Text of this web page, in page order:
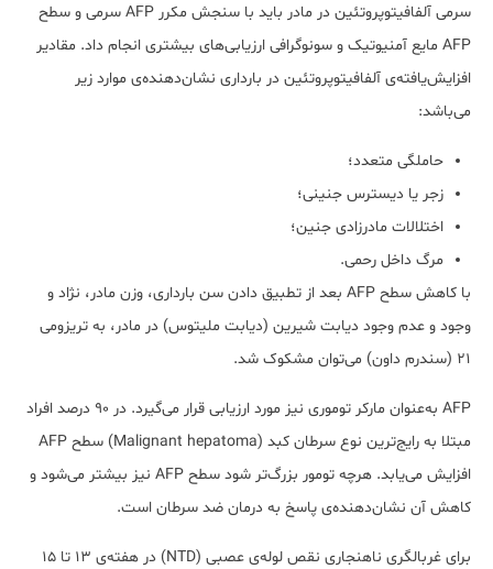
سرمی آلفافیتوپروتئین
در مادر باید با سنجش مکرر AFP سرمی و سطح
AFP مایع آمنیوتیک و سونوگرافی ارزیابی‌های بیشتری انجام داد.
مقادیر
افزایش‌یافته‌ی آلفافیتوپروتئین در بارداری نشان‌دهنده‌ی موارد زیر
می‌باشد:
حاملگی متعدد؛
زجر یا دیسترس جنینی؛
اختلالات مادرزادی جنین؛
مرگ داخل رحمی.
با کاهش سطح AFP بعد از تطبیق دادن سن بارداری، وزن مادر، نژاد و
وجود و عدم وجود دیابت شیرین (دیابت ملیتوس) در مادر، به تریزومی
21 (سندرم داون) می‌توان مشکوک شد.
AFP به‌عنوان مارکر توموری نیز مورد ارزیابی قرار می‌گیرد. در 90 درصد افراد
مبتلا به رایج‌ترین نوع سرطان کبد (Malignant hepatoma) سطح AFP
افزایش می‌یابد. هرچه تومور بزرگ‌تر شود سطح AFP نیز بیشتر می‌شود و
کاهش آن نشان‌دهنده‌ی پاسخ به درمان ضد سرطان است.
برای غربالگری ناهنجاری نقص لوله‌ی عصبی (NTD) در هفته‌ی 13 تا 15